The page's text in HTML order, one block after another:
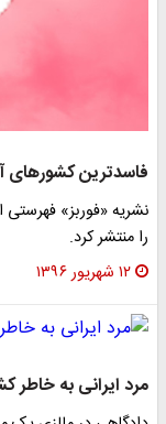
فاسدترین کشورهای
نشریه «فوربز» فهرستی
را منتشر کرد.
۱۲ شهریور ۱۳۹۶
مرد ایرانی به خاطر